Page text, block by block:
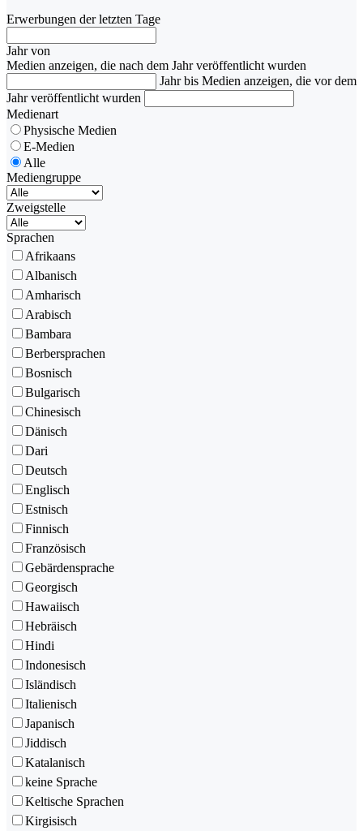
Erwerbungen der letzten Tage
Jahr von
Medien anzeigen, die nach dem Jahr veröffentlicht wurden
Jahr bis Medien anzeigen, die vor dem
Jahr veröffentlicht wurden
Medienart
Physische Medien
E-Medien
Alle
Mediengruppe
Zweigstelle
Sprachen
Afrikaans
Albanisch
Amharisch
Arabisch
Bambara
Berbersprachen
Bosnisch
Bulgarisch
Chinesisch
Dänisch
Dari
Deutsch
Englisch
Estnisch
Finnisch
Französisch
Gebärdensprache
Georgisch
Hawaiisch
Hebräisch
Hindi
Indonesisch
Isländisch
Italienisch
Japanisch
Jiddisch
Katalanisch
keine Sprache
Keltische Sprachen
Kirgisisch